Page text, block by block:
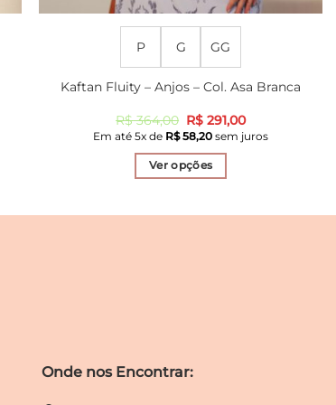
P G GG
Kaftan Fluity – Anjos – Col. Asa Branca
R$364,00 O
preço
original
era:
R$ 364,00.
R$ 291,00O
preço
atual
Em até5x de R$58,20 sem juros
Ver opções
escolhidas
Onde nos Encontrar: